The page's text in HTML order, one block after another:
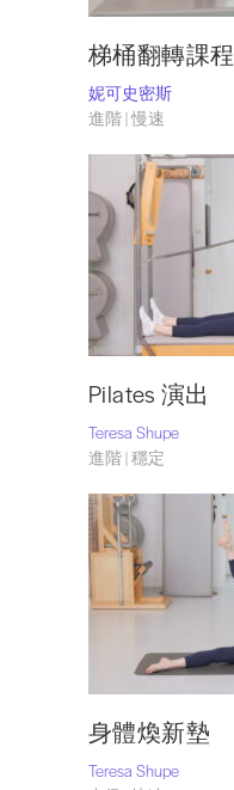
梯桶翻轉課程
妮可史密斯
進階 | 慢速
Pilates 演出
Teresa Shupe
進階 | 穩定
身體煥新墊
Teresa Shupe